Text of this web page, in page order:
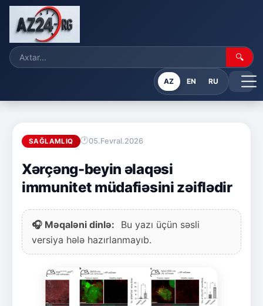
🔍
AZ EN RU
SAĞLAMLIQ 05.Fevral.2026
Xərçəng-beyin əlaqəsi
immunitet müdafiəsini zəiflədir
🎧 Məqaləni dinlə:
Bu yazı üçün səsli
versiya hələ hazırlanmayıb.